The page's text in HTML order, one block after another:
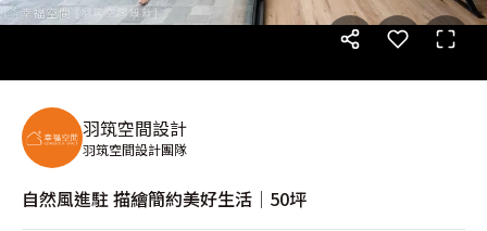
羽筑空間設計
羽筑空間設計團隊
自然風進駐 描繪簡約美好生活│50坪